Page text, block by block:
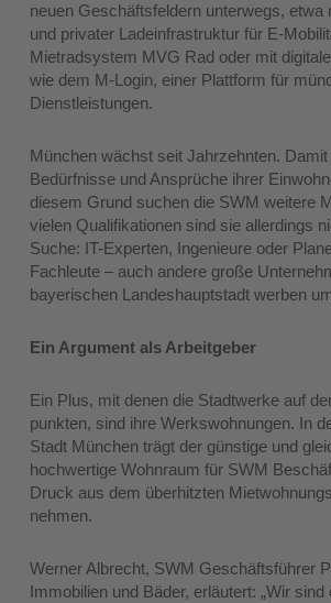
neuen Geschäftsfeldern unterwegs, etwa
und privater Ladeinfrastruktur für E-
Mietradsystem MVG Rad oder mit
wie dem M‑Login, einer Plattform für
Dienstleistungen.
München wächst seit Jahrzehnten.
Bedürfnisse und Ansprüche ihrer
diesem Grund suchen die SWM weitere
vielen Qualifikationen sind sie allerdings
Suche: IT-Experten, Ingenieure oder
Fachleute – auch andere große
bayerischen Landeshauptstadt werben
Ein Argument als Arbeitgeber
Ein Plus, mit denen die Stadtwerke auf
punkten, sind ihre Werkswohnungen. In
Stadt München trägt der günstige und
hochwertige Wohnraum für SWM
Druck aus dem überhitzten
nehmen.
Werner Albrecht, SWM Geschäftsführer
Immobilien und Bäder, erläutert: „Wir